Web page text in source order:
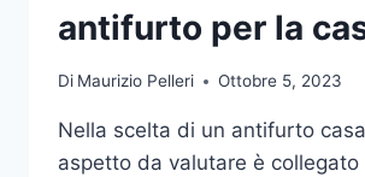
UNA
TIPOGRAFIA
ECCO
SCEGLIERE
antifurto per la
Di Maurizio Pelleri Ottobre 5, 2023
Nella scelta di un antifurto
aspetto da valutare è collegato